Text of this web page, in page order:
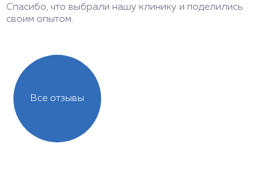
Спасибо, что выбрали нашу клинику и поделились
своим опытом.
Все отзывы